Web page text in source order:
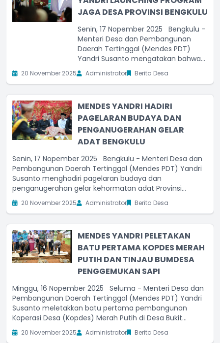
JAGA DESA PROVINSI BENGKULU
Senin, 17 Nopember 2025 Bengkulu -
Menteri Desa dan Pembangunan
Daerah Tertinggal (Mendes PDT)
Yandri Susanto mengatakan bahwa
Jaksa Garda Desa (Jaga Desa)
adalah program yang sangat
menyukseskan program ini.
Menurutnya, sejak digulirkannya
20 November 2025 Administrator Berita Desa
MENDES YANDRI HADIRI
PAGELARAN BUDAYA DAN
PENGANUGERAHAN GELAR
ADAT BENGKULU
Senin, 17 Nopember 2025 Bengkulu - Menteri Desa dan
Pembangunan Daerah Tertinggal (Mendes PDT) Yandri
Susanto menghadiri pagelaran budaya dan
penganugerahan gelar kehormatan adat Provinsi
Bengkulu, di Balai Raya Semarak Bengkulu, Senin
(17/11/2025). Mengenakan pakaian adat yang didominasi
20 November 2025 Administrator Berita Desa
MENDES YANDRI PELETAKAN
BATU PERTAMA KOPDES MERAH
PUTIH DAN TINJAU BUMDESA
PENGGEMUKAN SAPI
Minggu, 16 Nopember 2025 Seluma - Menteri Desa dan
Pembangunan Daerah Tertinggal (Mendes PDT) Yandri
Susanto meletakkan batu pertama pembangunan
Koperasi Desa (Kopdes) Merah Putih di Desa Bukit
Peninjauan I, Kabupaten Seluma, Minggu (16/11/2025).
Mendes PDT Yandri Susanto mengatakan, dengan
20 November 2025 Administrator Berita Desa